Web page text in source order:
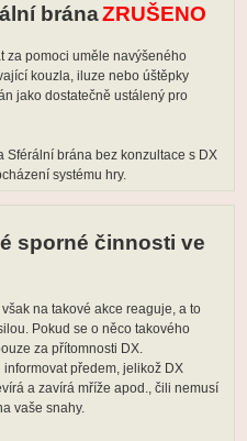
bránaZRUŠENO
za pomoci uměle navýšeného
kouzla, iluze nebo úštěpky
jako dostatečně ustálený pro
Sférální brána bez konzultace s DX
systému hry.
sporné činnosti ve
však na takové akce reaguje, a to
Pokud se o něco takového
za přítomnosti DX.
předem, jelikož DX
a zavírá mříže apod., čili nemusí
vaše snahy.